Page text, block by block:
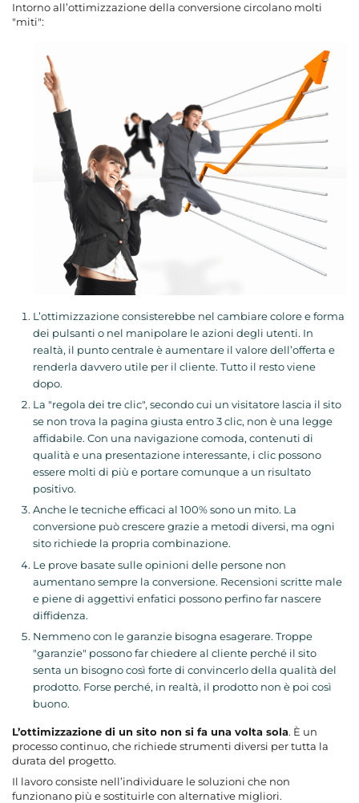
Intorno all’ottimizzazione della conversione circolano molti
"miti":
L’ottimizzazione consisterebbe nel cambiare colore e forma
dei pulsanti o nel manipolare le azioni degli utenti. In
realtà, il punto centrale è aumentare il valore dell’offerta e
renderla davvero utile per il cliente. Tutto il resto viene
dopo.
La "regola dei tre clic", secondo cui un visitatore lascia il sito
se non trova la pagina giusta entro 3 clic, non è una legge
affidabile. Con una navigazione comoda, contenuti di
qualità e una presentazione interessante, i clic possono
essere molti di più e portare comunque a un risultato
positivo.
Anche le tecniche efficaci al 100% sono un mito. La
conversione può crescere grazie a metodi diversi, ma ogni
sito richiede la propria combinazione.
Le prove basate sulle opinioni delle persone non
aumentano sempre la conversione. Recensioni scritte male
e piene di aggettivi enfatici possono perfino far nascere
diffidenza.
Nemmeno con le garanzie bisogna esagerare. Troppe
"garanzie" possono far chiedere al cliente perché il sito
senta un bisogno così forte di convincerlo della qualità del
prodotto. Forse perché, in realtà, il prodotto non è poi così
buono.
L’ottimizzazione di un sito non si fa una volta sola. È un
processo continuo, che richiede strumenti diversi per tutta la
durata del progetto.
Il lavoro consiste nell’individuare le soluzioni che non
funzionano più e sostituirle con alternative migliori.